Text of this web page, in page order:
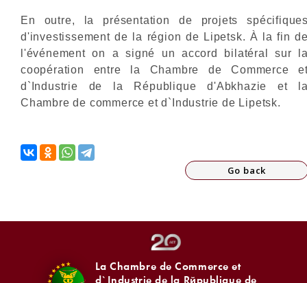
En outre, la présentation de projets
d'investissement de la région de Lipetsk. À la fin
l'événement on a signé un accord bilatéral sur
coopération entre la Chambre de Commerce
d`Industrie de la République d'Abkhazie et
Chambre de commerce et d`Industrie de Lipetsk.
Go back
La Chambre de Commerce et
d`Industrie de la République de